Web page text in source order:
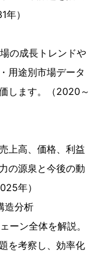
）
の成長トレンドや
用途別市場データ
します。（2020～
上高、価格、利益
の源泉と今後の動
年）
造分析
ーン全体を解説。
を考察し、効率化